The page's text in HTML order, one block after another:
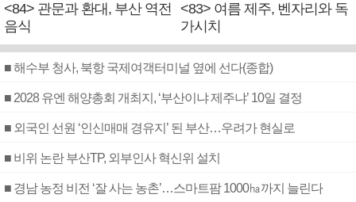
<84> 관문과 환대, 부산 역전
음식
<83> 여름 제주, 벤자리와 독
가시치
■ 해수부 청사, 북항 국제여객터미널 옆에 선다(종합)
■ 2028 유엔 해양총회 개최지, ‘부산이냐 제주냐’ 10일 결정
■ 외국인 선원 ‘인신매매 경유지’ 된 부산…우려가 현실로
■ 비위 논란 부산TP, 외부인사 혁신위 설치
■ 경남 농정 비전 ‘잘 사는 농촌’…스마트팜 1000㏊까지 늘린다